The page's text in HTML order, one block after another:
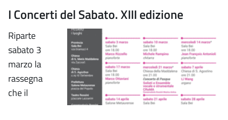
I Concerti del Sabato. XIII edizione
Riparte
sabato 3
marzo la
rassegna
che il